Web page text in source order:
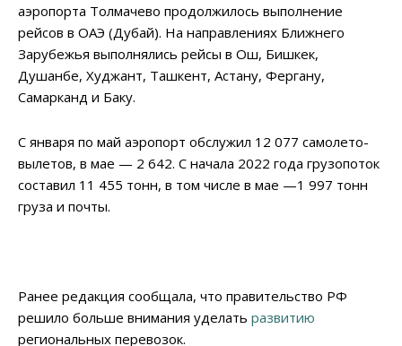
аэропорта Толмачево продолжилось выполнение
рейсов в ОАЭ (Дубай). На направлениях Ближнего
Зарубежья выполнялись рейсы в Ош, Бишкек,
Душанбе, Худжант, Ташкент, Астану, Фергану,
Самарканд и Баку.
С января по май аэропорт обслужил 12 077 самолето-
вылетов, в мае — 2 642. С начала 2022 года грузопоток
составил 11 455 тонн, в том числе в мае —1 997 тонн
груза и почты.
Ранее редакция сообщала, что правительство РФ
решило больше внимания уделать развитию
региональных перевозок.